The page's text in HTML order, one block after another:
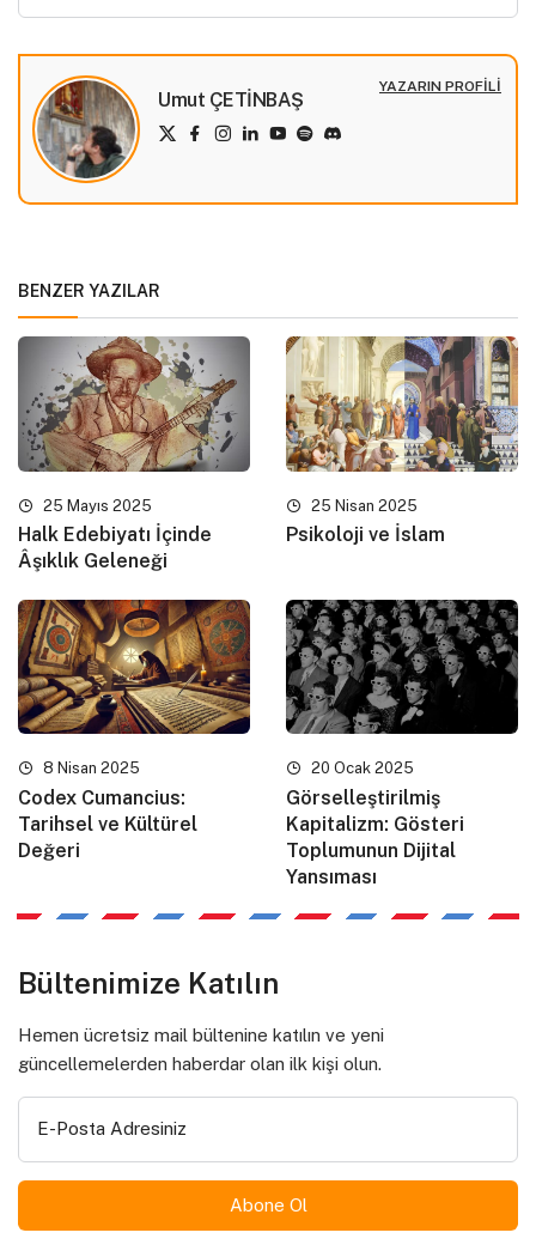
Umut ÇETİNBAŞ
YAZARIN PROFILI
BENZER YAZILAR
25 Mayıs 2025
Halk Edebiyatı İçinde
Âşıklık Geleneği
25 Nisan 2025
Psikoloji ve İslam
8 Nisan 2025
Codex Cumancius:
Tarihsel ve Kültürel
Değeri
20 Ocak 2025
Görselleştirilmiş
Kapitalizm: Gösteri
Toplumunun Dijital
Yansıması
Bültenimize Katılın
Hemen ücretsiz mail bültenine katılın ve yeni
güncellemelerden haberdar olan ilk kişi olun.
E-Posta Adresiniz